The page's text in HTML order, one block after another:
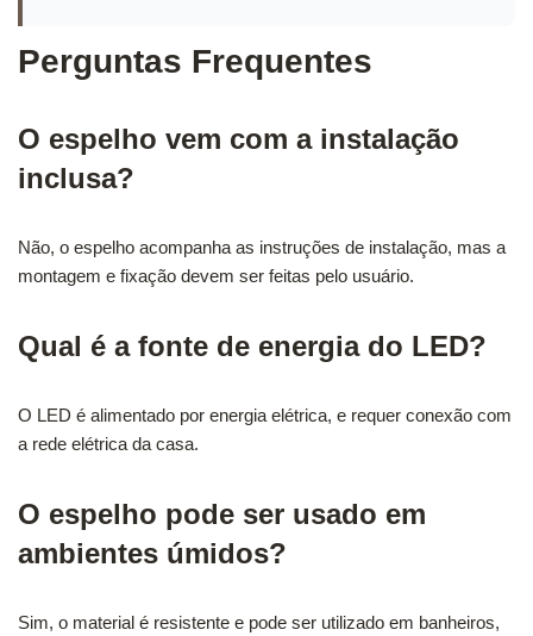
Perguntas Frequentes
O espelho vem com a instalação
inclusa?
Não, o espelho acompanha as instruções de instalação, mas a
montagem e fixação devem ser feitas pelo usuário.
Qual é a fonte de energia do LED?
O LED é alimentado por energia elétrica, e requer conexão com
a rede elétrica da casa.
O espelho pode ser usado em
ambientes úmidos?
Sim, o material é resistente e pode ser utilizado em banheiros,